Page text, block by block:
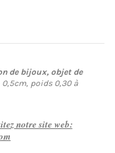
de bijoux, objet de
0,5cm, poids 0,30 à
notre site web: